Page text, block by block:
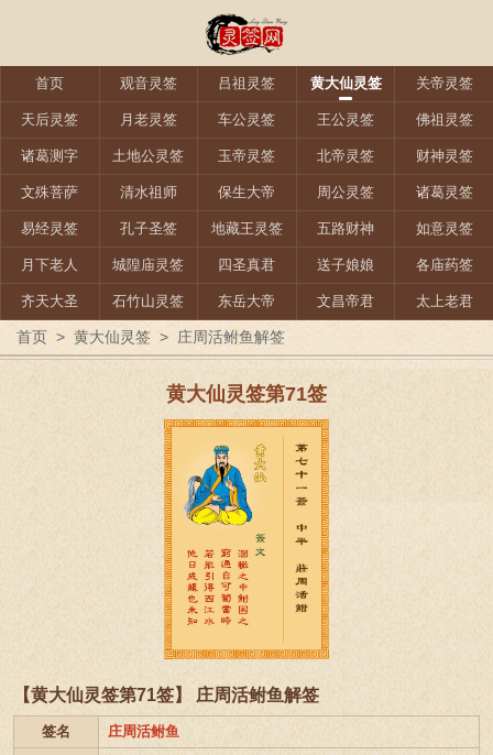
首页 观音灵签 吕祖灵签 黄大仙灵签 关帝灵签
天后灵签 月老灵签 车公灵签 王公灵签 佛祖灵签
诸葛测字 土地公灵签 玉帝灵签 北帝灵签 财神灵签
文殊菩萨 清水祖师 保生大帝 周公灵签 诸葛灵签
易经灵签 孔子圣签 地藏王灵签 五路财神 如意灵签
月下老人 城隍庙灵签 四圣真君 送子娘娘 各庙药签
齐天大圣 石竹山灵签 东岳大帝 文昌帝君 太上老君
首页 > 黄大仙灵签 > 庄周活鲋鱼解签
黄大仙灵签第71签
【黄大仙灵签第71签】 庄周活鲋鱼解签
签名
庄周活鲋鱼